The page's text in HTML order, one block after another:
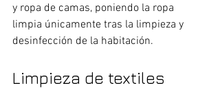
y ropa de camas, poniendo la ropa
limpia únicamente tras la limpieza y
desinfección de la habitación.
Limpieza de textiles